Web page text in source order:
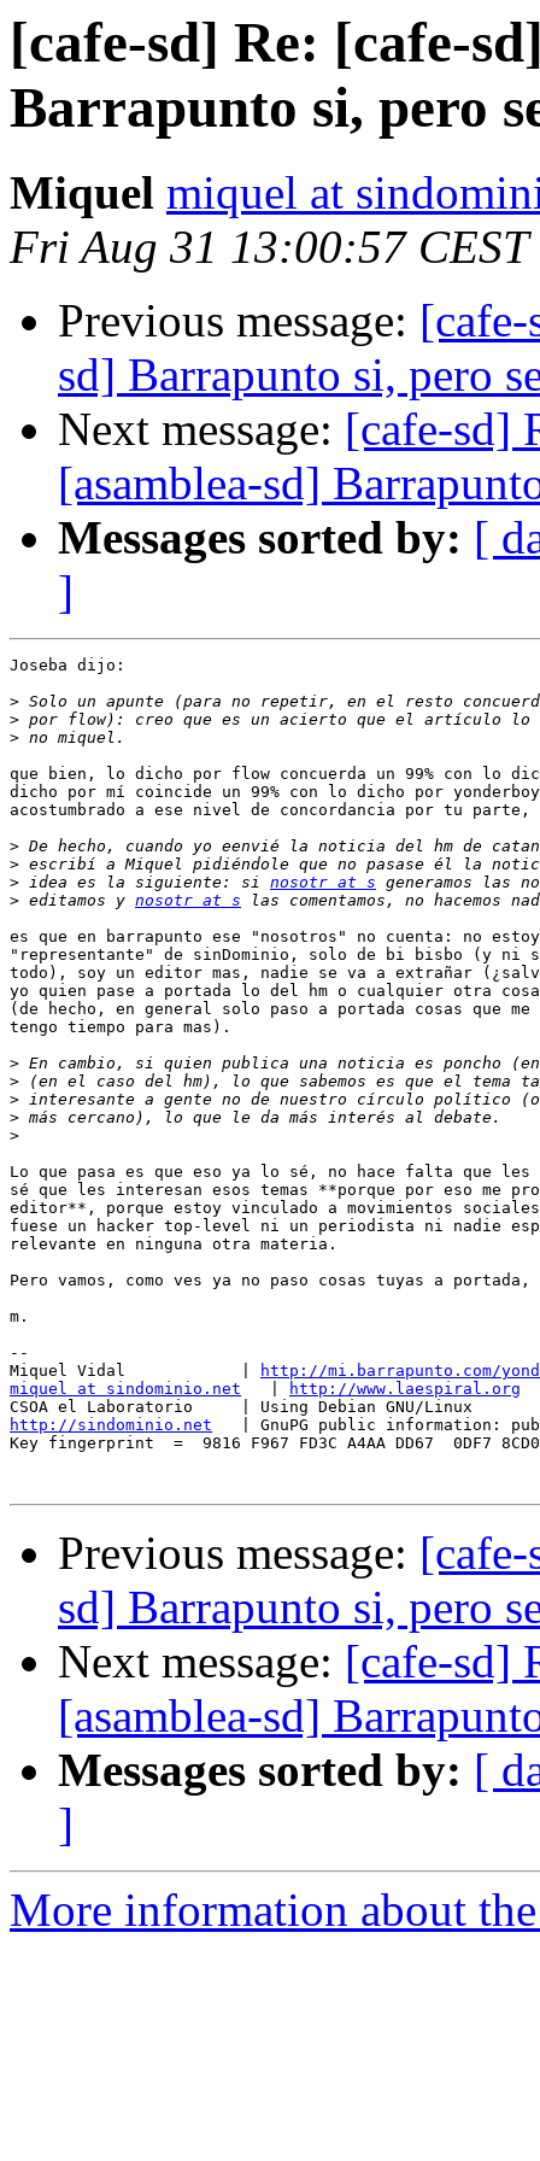
[cafe-sd] Re: [cafe-
Barrapunto si, pero
Miquel miquel at
Fri Aug 31 13:00:57 CEST
Previous message: [cafe-
sd] Barrapunto si, pero
Next message: [cafe-sd]
[asamblea-sd]
Messages sorted by: [
]
Joseba dijo:
>
>
>
que bien, lo dicho por flow concuerda un 99% con lo
dicho por mí coincide un 99% con lo dicho por
acostumbrado a ese nivel de concordancia por tu
>
>
> idea es la siguiente: si nosotr at s generamos las
> editamos y nosotr at s
es que en barrapunto ese "nosotros" no cuenta: no
"representante" de sinDominio, solo de bi bisbo (y ni
todo), soy un editor mas, nadie se va a extrañar
yo quien pase a portada lo del hm o cualquier otra
(de hecho, en general solo paso a portada cosas que
tengo tiempo para mas).
>
>
>
>
>
Lo que pasa es que eso ya lo sé, no hace falta que les
sé que les interesan esos temas **porque por eso me
editor**, porque estoy vinculado a movimientos
fuese un hacker top-level ni un periodista ni nadie
relevante en ninguna otra materia.
Pero vamos, como ves ya no paso cosas tuyas a
m.
--
Miquel Vidal            |
http://mi.barrapunto.com/
miquel at sindominio.net
http://www.laespiral.org
http://sindominio.net
| GnuPG public information:
Key fingerprint  =  9816 F967 FD3C A4AA DD67  0DF7
Previous message: [cafe-
sd] Barrapunto si, pero
Next message: [cafe-sd]
[asamblea-sd]
Messages sorted by: [
]
More information about